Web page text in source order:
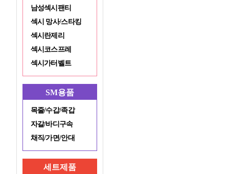
남성섹시팬티
섹시 망사/스타킹
섹시란제리
섹시코스프레
섹시가터벨트
SM용품
목줄/수갑/족갑
자갈/바디구속
채직/가면/안대
세트제품